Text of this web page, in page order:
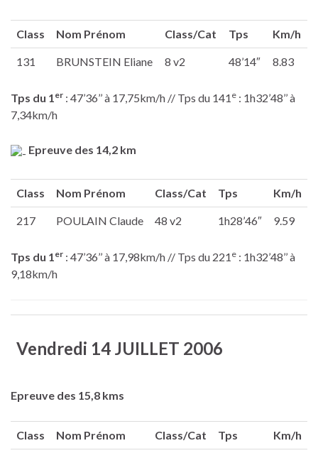
Class Nom Prénom Class/Cat Tps Km/h
131 BRUNSTEIN Eliane 8 v2 48’14″ 8.83
Tps du 1er : 47’36’’ à 17,75km/h // Tps du 141 e : 1h32’48’’ à
7,34km/h
Epreuve des 14,2 km
Class Nom Prénom Class/Cat Tps Km/h
217 POULAIN Claude 48 v2 1h28’46″ 9.59
Tps du 1er : 47’36’’ à 17,98km/h // Tps du 221 e : 1h32’48’’ à
9,18km/h
Vendredi 14 JUILLET 2006
Epreuve des 15,8 kms
Class Nom Prénom Class/Cat Tps Km/h